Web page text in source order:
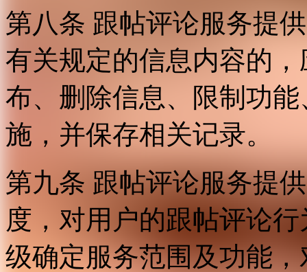
第八条 跟帖评论服务提
有关规定的信息内容的
布、删除信息、限制功
施，并保存相关记录。
第九条 跟帖评论服务提
度，对用户的跟帖评论
级确定服务范围及功能